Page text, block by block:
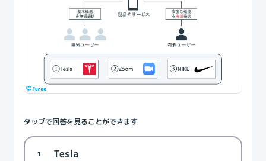
タップで回答を見ることができます
1 Tesla